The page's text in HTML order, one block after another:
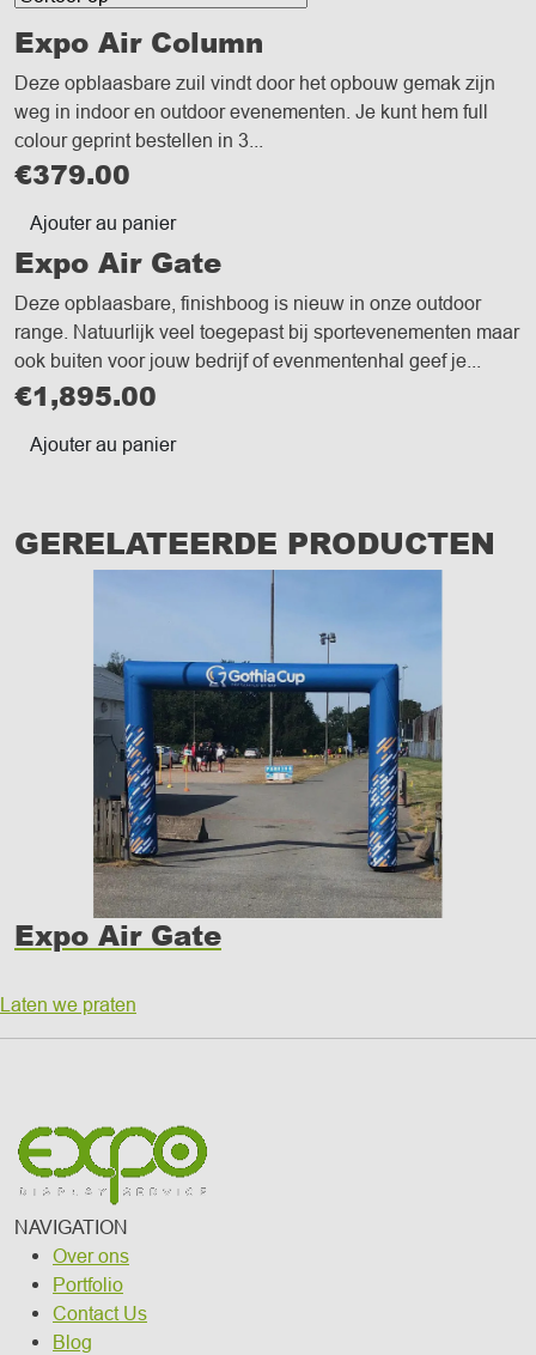
Expo Air Column
Deze opblaasbare zuil vindt door het opbouw gemak zijn
weg in indoor en outdoor evenementen. Je kunt hem full
colour geprint bestellen in 3...
€379.00
Ajouter au panier
Expo Air Gate
Deze opblaasbare, finishboog is nieuw in onze outdoor
range. Natuurlijk veel toegepast bij sportevenementen maar
ook buiten voor jouw bedrijf of evenmentenhal geef je...
€1,895.00
Ajouter au panier
GERELATEERDE PRODUCTEN
Expo Air Gate
Laten we praten
NAVIGATION
Over ons
Portfolio
Contact Us
Blog